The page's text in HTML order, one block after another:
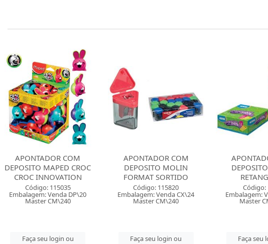
APONTADOR COM
DEPOSITO MOLIN
FORMAT SORTIDO
Código: 115820
Embalagem: Venda CX\24
Master CM\240
Faça seu login ou
APONTADOR COM
DEPOSITO CIS 370
RETANGULAR
Código: 11613
Embalagem: Venda CX\24
Master CM\1440
Faça seu login ou
DEPOSITO
2 FUROS
Código:
Embalagem:
Master
Faça seu